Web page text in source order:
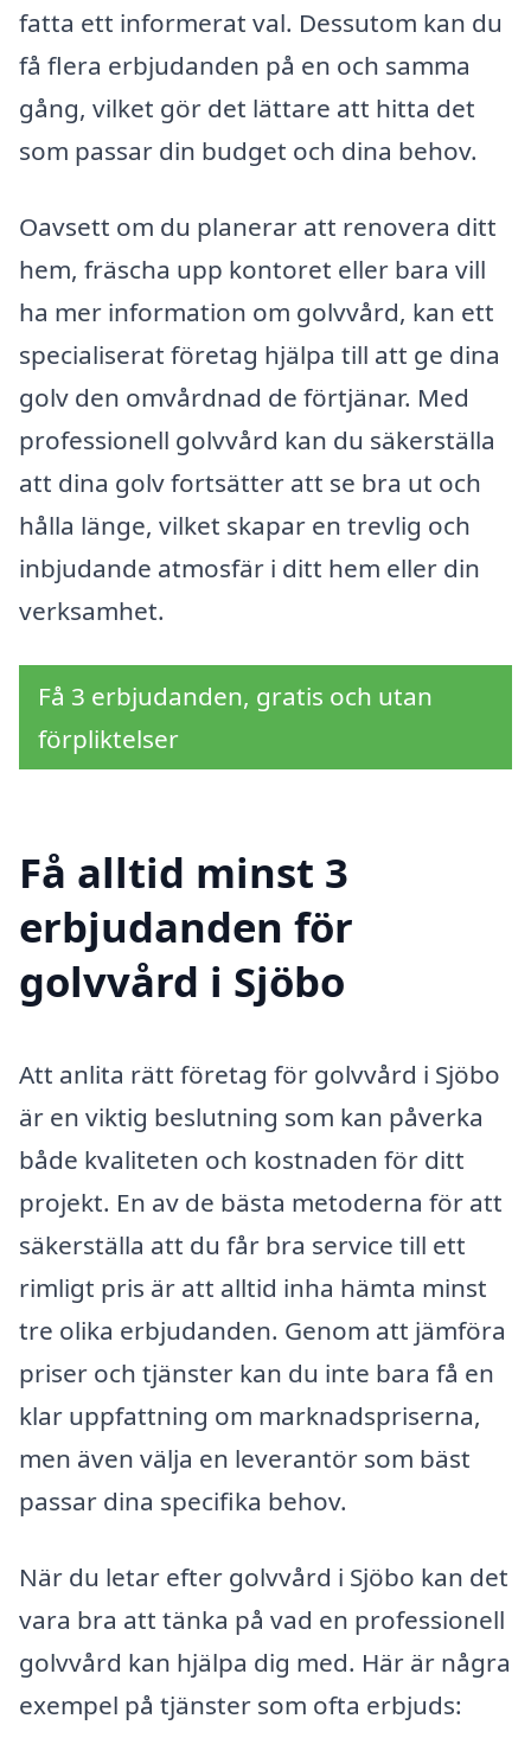
fatta ett informerat val. Dessutom kan du
få flera erbjudanden på en och samma
gång, vilket gör det lättare att hitta det
som passar din budget och dina behov.
Oavsett om du planerar att renovera ditt
hem, fräscha upp kontoret eller bara vill
ha mer information om golvvård, kan ett
specialiserat företag hjälpa till att ge dina
golv den omvårdnad de förtjänar. Med
professionell golvvård kan du säkerställa
att dina golv fortsätter att se bra ut och
hålla länge, vilket skapar en trevlig och
inbjudande atmosfär i ditt hem eller din
verksamhet.
Få 3 erbjudanden, gratis och utan
förpliktelser
Få alltid minst 3
erbjudanden för
golvvård i Sjöbo
Att anlita rätt företag för golvvård i Sjöbo
är en viktig beslutning som kan påverka
både kvaliteten och kostnaden för ditt
projekt. En av de bästa metoderna för att
säkerställa att du får bra service till ett
rimligt pris är att alltid inha hämta minst
tre olika erbjudanden. Genom att jämföra
priser och tjänster kan du inte bara få en
klar uppfattning om marknadspriserna,
men även välja en leverantör som bäst
passar dina specifika behov.
När du letar efter golvvård i Sjöbo kan det
vara bra att tänka på vad en professionell
golvvård kan hjälpa dig med. Här är några
exempel på tjänster som ofta erbjuds: